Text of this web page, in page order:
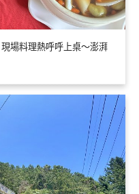
場料理熱呼呼上桌～澎湃